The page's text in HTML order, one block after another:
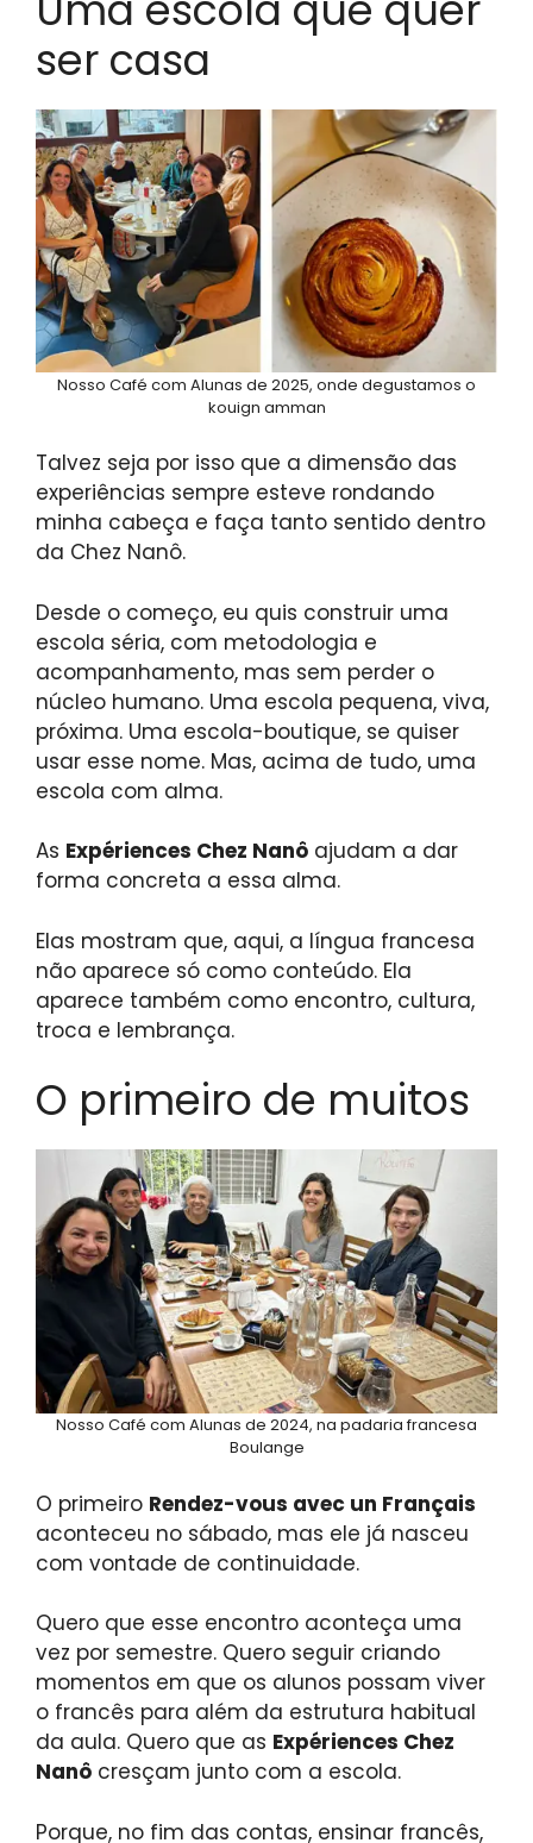
ser casa
Nosso Café com Alunas de 2025, onde degustamos o
kouign amman
Talvez seja por isso que a dimensão das
experiências sempre esteve rondando
minha cabeça e faça tanto sentido dentro
da Chez Nanô.
Desde o começo, eu quis construir uma
escola séria, com metodologia e
acompanhamento, mas sem perder o
núcleo humano. Uma escola pequena, viva,
próxima. Uma escola-boutique, se quiser
usar esse nome. Mas, acima de tudo, uma
escola com alma.
As Expériences Chez Nanô ajudam a dar
forma concreta a essa alma.
Elas mostram que, aqui, a língua francesa
não aparece só como conteúdo. Ela
aparece também como encontro, cultura,
troca e lembrança.
O primeiro de muitos
Nosso Café com Alunas de 2024, na padaria francesa
Boulange
O primeiro Rendez-vous avec un Français
aconteceu no sábado, mas ele já nasceu
com vontade de continuidade.
Quero que esse encontro aconteça uma
vez por semestre. Quero seguir criando
momentos em que os alunos possam viver
o francês para além da estrutura habitual
da aula. Quero que as Expériences Chez
Nanô cresçam junto com a escola.
Porque, no fim das contas, ensinar francês,